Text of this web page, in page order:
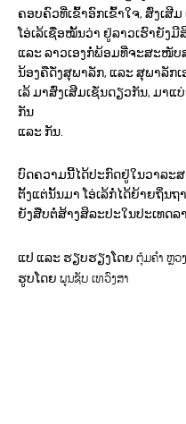
ຄອບຄົວທີ່ເຂົ້າອົກເຂົ້າໃຈ, ສົ່ງເສີ
ໂອ່ເລ້ເຊື່ອໝັ້ນວ່າ ຢູ່ລາວເຮົາຍັ
ແລະ ລາວເອງກໍ່ພ້ອມທີ່ຈະສະໜັ
ນ້ອງຄືດັ່ງສຸພາລັກ, ແລະ ສຸພາລັກ
ເລ້ ມາສົ່ງເສີມເຊັ່ນດຽວກັນ, ມາແ
ກັນ
ແລະ ກັນ.
ບົດ​ຄວາມ​ນີ້​ໄດ້​ປະກົດ​ຢູ່​ໃນວາລະ
ຕັ້ງແຕ່ນັ້ນມາ ໂອ່ເລ້ກໍ່ໄດ້ຍ້າຍຖິ່ນ
ຍັງສືບຕໍ່ສ້າງສິລະປະໃນປະເທດລ
ແປ ແລະ ຮຽບຮຽງໂດຍ ຕຸ້ມຄຳ ຫຼວ
ຮູບໂດຍ ພູນຊັບ ເທວົງສາ